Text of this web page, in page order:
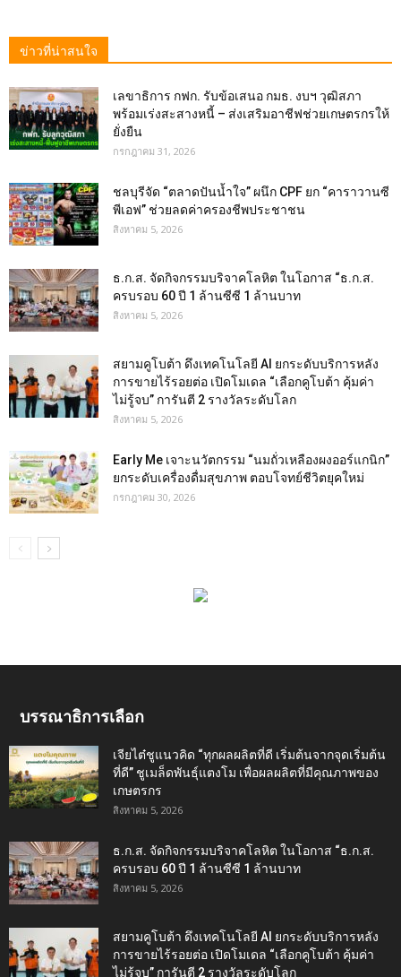
ข่าวที่น่าสนใจ
เลขาธิการ กฟก. รับข้อเสนอ กมธ. งบฯ วุฒิสภา
พร้อมเร่งสะสางหนี้ – ส่งเสริมอาชีฟช่วยเกษตรกรให้
ยั่งยืน
กรกฎาคม 31, 2026
ชลบุรีจัด “ตลาดปันน้ำใจ” ผนึก CPF ยก “คาราวานซี
พีเอฟ” ช่วยลดค่าครองชีพประชาชน
สิงหาคม 5, 2026
ธ.ก.ส. จัดกิจกรรมบริจาคโลหิต ในโอกาส “ธ.ก.ส.
ครบรอบ 60 ปี 1 ล้านซีซี 1 ล้านบาท
สิงหาคม 5, 2026
สยามคูโบต้า ดึงเทคโนโลยี AI ยกระดับบริการหลัง
การขายไร้รอยต่อ เปิดโมเดล “เลือกคูโบต้า คุ้มค่า
ไม่รู้จบ” การันตี 2 รางวัลระดับโลก
สิงหาคม 5, 2026
Early Me เจาะนวัตกรรม “นมถั่วเหลืองผงออร์แกนิก”
ยกระดับเครื่องดื่มสุขภาพ ตอบโจทย์ชีวิตยุคใหม่
กรกฎาคม 30, 2026
บรรณาธิการเลือก
เจียไต๋ชูแนวคิด “ทุกผลผลิตที่ดี เริ่มต้นจากจุดเริ่มต้น
ที่ดี” ชูเมล็ดพันธุ์แตงโม เพื่อผลผลิตที่มีคุณภาพของ
เกษตรกร
สิงหาคม 5, 2026
ธ.ก.ส. จัดกิจกรรมบริจาคโลหิต ในโอกาส “ธ.ก.ส.
ครบรอบ 60 ปี 1 ล้านซีซี 1 ล้านบาท
สิงหาคม 5, 2026
สยามคูโบต้า ดึงเทคโนโลยี AI ยกระดับบริการหลัง
การขายไร้รอยต่อ เปิดโมเดล “เลือกคูโบต้า คุ้มค่า
ไม่รู้จบ” การันตี 2 รางวัลระดับโลก